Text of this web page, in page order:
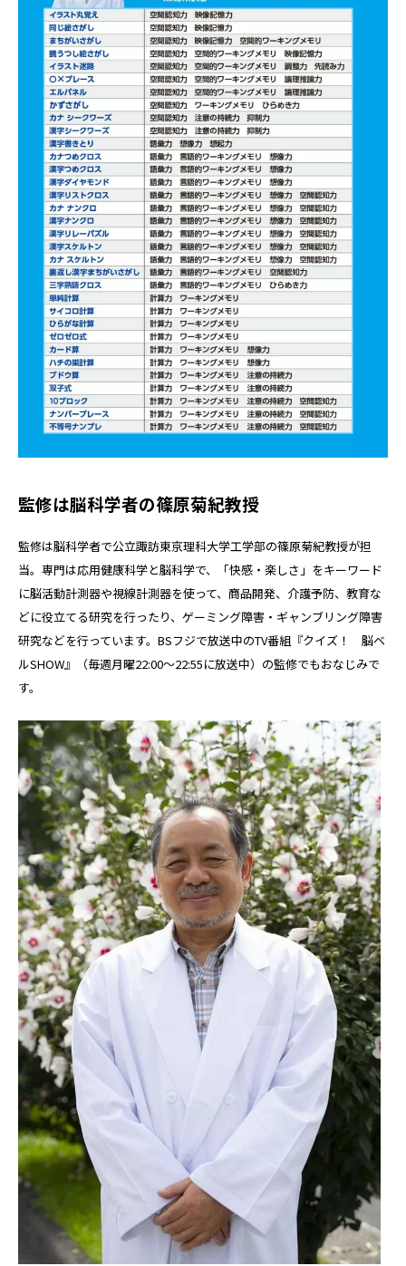
監修は脳科学者の篠原菊紀教授
監修は脳科学者で公立諏訪東京理科大学工学部の篠原菊紀教授が担
当。専門は応用健康科学と脳科学で、「快感・楽しさ」をキーワード
に脳活動計測器や視線計測器を使って、商品開発、介護予防、教育な
どに役立てる研究を行ったり、ゲーミング障害・ギャンブリング障害
研究などを行っています。BSフジで放送中のTV番組『クイズ！ 脳ベ
ルSHOW』（毎週月曜22:00～22:55に放送中）の監修でもおなじみで
す。